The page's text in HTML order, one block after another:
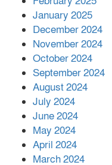
January 2025
December 2024
November 2024
October 2024
September 2024
August 2024
July 2024
June 2024
May 2024
April 2024
March 2024